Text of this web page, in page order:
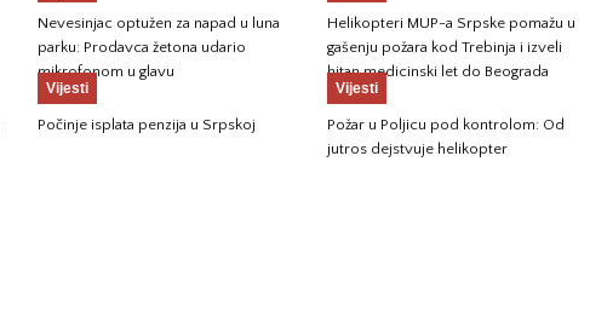
Nevesinjac optužen za napad u luna
parku: Prodavca žetona udario
mikrofonom u glavu
Helikopteri MUP-a Srpske pomažu u
gašenju požara kod Trebinja i izveli
hitan medicinski let do Beograda
Vijesti
Počinje isplata penzija u Srpskoj
Vijesti
Požar u Poljicu pod kontrolom: Od
jutros dejstvuje helikopter